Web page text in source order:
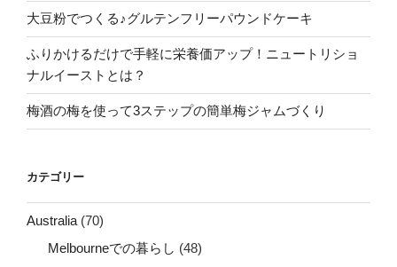
大豆粉でつくる♪グルテンフリーパウンドケーキ
ふりかけるだけで手軽に栄養価アップ！ニュートリショ
ナルイーストとは？
梅酒の梅を使って3ステップの簡単梅ジャムづくり
カテゴリー
Australia (70)
Melbourneでの暮らし (48)